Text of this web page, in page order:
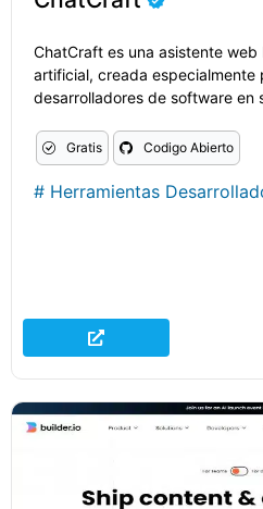
ChatCraft es una asistente
artificial, creada especialmente
desarrolladores de software en
Gratis Codigo Abierto
# Herramientas